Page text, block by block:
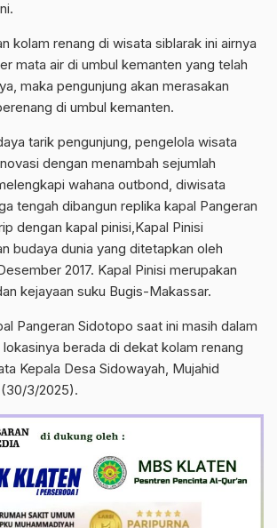
kolam renang di wisata siblarak ini airnya
mata air di umbul kemanten yang telah
maka pengunjung akan merasakan
di umbul kemanten.
tarik pengunjung, pengelola wisata
dengan menambah sejumlah
wahana outbond, diwisata
tengah dibangun replika kapal Pangeran
dengan kapal pinisi,Kapal Pinisi
budaya dunia yang ditetapkan oleh
2017. Kapal Pinisi merupakan
kejayaan suku Bugis-Makassar.
Pangeran Sidotopo saat ini masih dalam
berada di dekat kolam renang
Kepala Desa Sidowayah, Mujahid
3/2025).